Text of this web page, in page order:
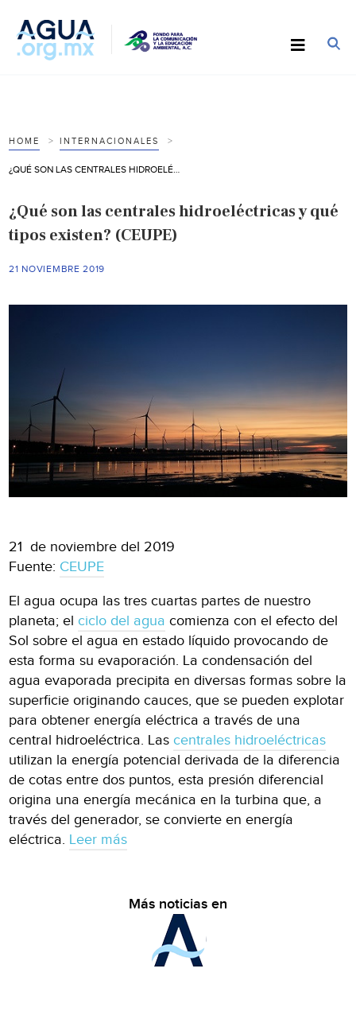
HOME INTERNACIONALES
¿Qué son las centrales hidroeléctricas y qué
tipos existen? (CEUPE)
21 NOVIEMBRE 2019
21 de noviembre del 2019
Fuente: CEUPE
El agua ocupa las tres cuartas partes de nuestro
planeta; elciclo del agua comienza con el efecto del
Sol sobre el agua en estado líquido provocando de
esta forma su evaporación. La condensación del
agua evaporada precipita en diversas formas sobre la
superficie originando cauces, que se pueden explotar
para obtener energía eléctrica a través de una
central hidroeléctrica. Lascentrales hidroeléctricas
utilizan la energía potencial derivada de la diferencia
de cotas entre dos puntos, esta presión diferencial
origina una energía mecánica en la turbina que, a
través del generador, se convierte en energía
eléctrica. Leer más
Más noticias en